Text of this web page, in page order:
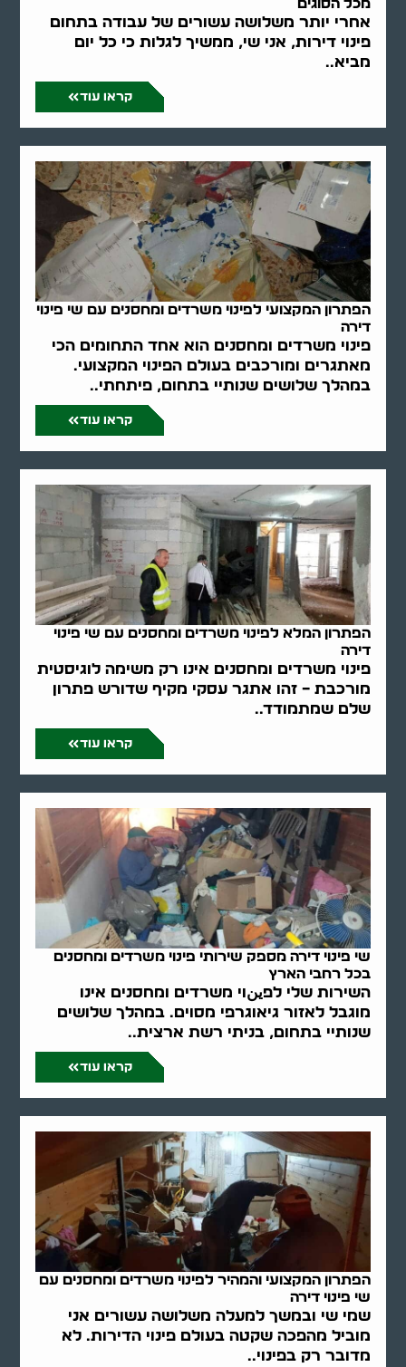
מכל הסוגים
אחרי יותר משלושה עשורים של עבודה בתחום
פינוי דירות, אני שי, ממשיך לגלות כי כל יום
מביא..
קראו עוד
הפתרון המקצועי לפינוי משרדים ומחסנים עם שי פינוי
דירה
פינוי משרדים ומחסנים הוא אחד התחומים הכי
מאתגרים ומורכבים בעולם הפינוי המקצועי.
במהלך שלושים שנותיי בתחום, פיתחתי..
קראו עוד
הפתרון המלא לפינוי משרדים ומחסנים עם שי פינוי
דירה
פינוי משרדים ומחסנים אינו רק משימה לוגיסטית
מורכבת – זהו אתגר עסקי מקיף שדורש פתרון
שלם שמתמודד..
קראו עוד
שי פינוי דירה מספק שירותי פינוי משרדים ומחסנים
בכל רחבי הארץ
השירות שלי לפينוי משרדים ומחסנים אינו
מוגבל לאזור גיאוגרפי מסוים. במהלך שלושים
שנותיי בתחום, בניתי רשת ארצית..
קראו עוד
הפתרון המקצועי והמהיר לפינוי משרדים ומחסנים עם
שי פינוי דירה
שמי שי ובמשך למעלה משלושה עשורים אני
מוביל מהפכה שקטה בעולם פינוי הדירות. לא
מדובר רק בפינוי..